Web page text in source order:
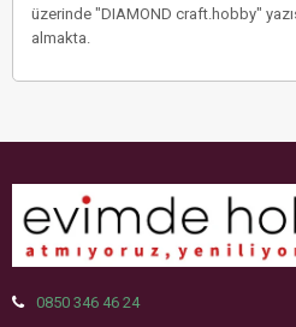
üzerinde "DIAMOND craft.hobby"
almakta.
0850 346 46 24